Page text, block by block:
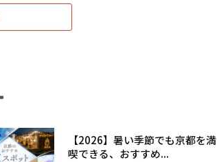
【2026】暑い季節でも京都を満
喫できる、おすすめ...